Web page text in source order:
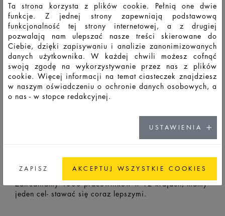
ŹRÓDŁO NASZEGO
SUKCESU?
Nasi Pracownicy.
Znakomici w produkcji szkła. Innowacyjni w każdym
aspekcie. HEINZ-GLAS spełnia oczekiwania
międzynarodowych klientów przemysłu
dekorację do gotowego produktu. Jakość była i jest
zarówno naszych pracowników jak i całą okolicę.
Zatrudniamy 4000 pracowników w 12 krajach; mamy
jeden cel- stawać się coraz lepszymi.
Ta strona korzysta z plików cookie. Pełnią one dwie
funkcje. Z jednej strony zapewniają podstawową
funkcjonalność tej strony internetowej, a z drugiej
pozwalają nam ulepszać nasze treści skierowane do
Ciebie, dzięki zapisywaniu i analizie zanonimizowanych
danych użytkownika. W każdej chwili możesz cofnąć
swoją zgodę na wykorzystywanie przez nas z plików
cookie. Więcej informacji na temat ciasteczek znajdziesz
w naszym oświadczeniu o ochronie danych osobowych, a
o nas - w stopce redakcyjnej.
USTAWIENIA
ZAPISZ AKCEPTUJ WSZYSTKIE COOKIES